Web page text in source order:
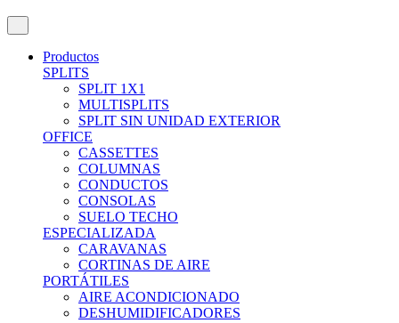
Productos
SPLITS
SPLIT 1X1
MULTISPLITS
SPLIT SIN UNIDAD EXTERIOR
OFFICE
CASSETTES
COLUMNAS
CONDUCTOS
CONSOLAS
SUELO TECHO
ESPECIALIZADA
CARAVANAS
CORTINAS DE AIRE
PORTÁTILES
AIRE ACONDICIONADO
DESHUMIDIFICADORES